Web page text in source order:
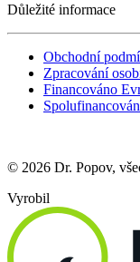
Důležité informace
Obchodní
Zpracování
Financováno
© 2026 Dr. Popov,
Vyrobil